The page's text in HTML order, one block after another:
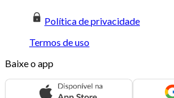
Política de privacidade
Termos de uso
Baixe o app